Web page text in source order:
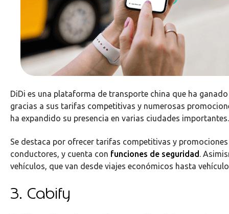
DiDi es una plataforma de transporte china que ha
gracias a sus tarifas competitivas y numerosas
ha expandido su presencia en varias ciudades importantes.
Se destaca por ofrecer tarifas competitivas y
conductores, y cuenta con funciones de seguridad.
vehículos, que van desde viajes económicos hasta
3. Cabify